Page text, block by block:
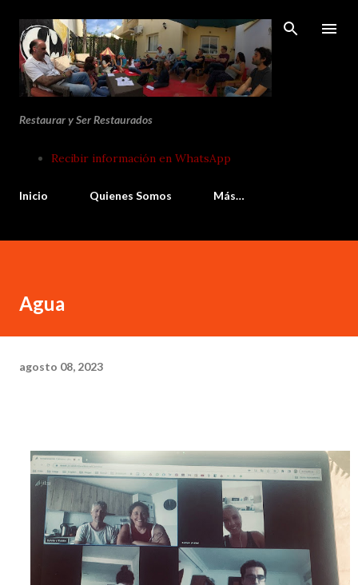
Ir al contenido principal
Restaurar y Ser Restaurados
Recibir información en WhatsApp
Inicio Quienes Somos Más…
Agua
agosto 08, 2023